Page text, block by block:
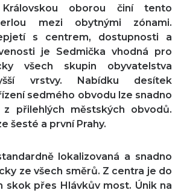
oborou činí tento
mezi obytnými zónami.
s centrem, dostupnosti a
je Sedmička vhodná pro
všech skupin obyvatelstva
vrstvy. Nabídku desítek
sedmého obvodu lze snadno
z přilehlých městských obvodů.
šesté a první Prahy.
lokalizovaná a snadno
ze všech směrů. Z centra je do
skok přes Hlávkův most. Únik na